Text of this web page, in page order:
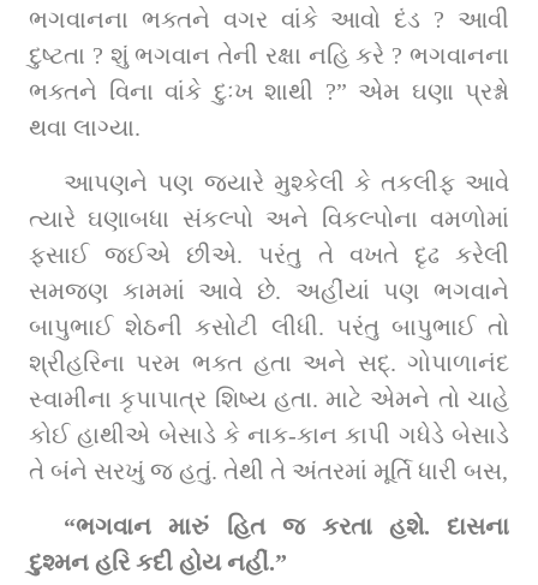
ભગવાનના ભક્તને વગર વાંકે આવો દંડ ? આવી
દુષ્ટતા ? શું ભગવાન તેની રક્ષા નહિ કરે ? ભગવાનના
ભક્તને વિના વાંકે દુઃખ શાથી ?” એમ ઘણા પ્રશ્નો
થવા લાગ્યા.
આપણને પણ જ્યારે મુશ્કેલી કે તકલીફ આવે
ત્યારે ઘણાબધા સંકલ્પો અને વિકલ્પોના વમળોમાં
ફસાઈ જઈએ છીએ. પરંતુ તે વખતે દૃઢ કરેલી
સમજણ કામમાં આવે છે. અહીંયાં પણ ભગવાને
બાપુભાઈ શેઠની કસોટી લીધી. પરંતુ બાપુભાઈ તો
શ્રીહરિના પરમ ભક્ત હતા અને સદ્‌. ગોપાળાનંદ
સ્વામીના કૃપાપાત્ર શિષ્ય હતા. માટે એમને તો ચાહે
કોઈ હાથીએ બેસાડે કે નાક-કાન કાપી ગધેડે બેસાડે
“ભગવાન મારું હિત જ કરતા હશે. દાસના
દુશ્મન હરિ કદી હોય નહીં.”